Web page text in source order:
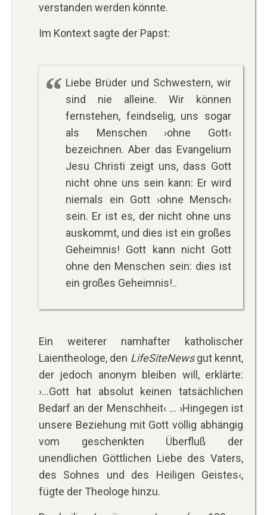
verstanden werden könnte.
Im Kontext sagte der Papst:
Liebe Brüder und Schwestern, wir
sind nie alleine. Wir können
fernstehen, feindselig, uns sogar
als Menschen ›ohne Gott‹
bezeichnen. Aber das Evangelium
Jesu Christi zeigt uns, dass Gott
nicht ohne uns sein kann: Er wird
niemals ein Gott ›ohne Mensch‹
sein. Er ist es, der nicht ohne uns
auskommt, und dies ist ein großes
Geheimnis! Gott kann nicht Gott
ohne den Menschen sein: dies ist
ein großes Geheimnis!..
Ein weiterer namhafter katholischer
Laientheologe, den LifeSiteNewsgut kennt,
der jedoch anonym bleiben will, erklärte:
›...Gott hat absolut keinen tatsächlichen
Bedarf an der Menschheit‹ ... ›Hingegen ist
unsere Beziehung mit Gott völlig abhängig
vom geschenkten Überfluß der
unendlichen Göttlichen Liebe des Vaters,
des Sohnes und des Heiligen Geistes‹,
fügte der Theologe hinzu.